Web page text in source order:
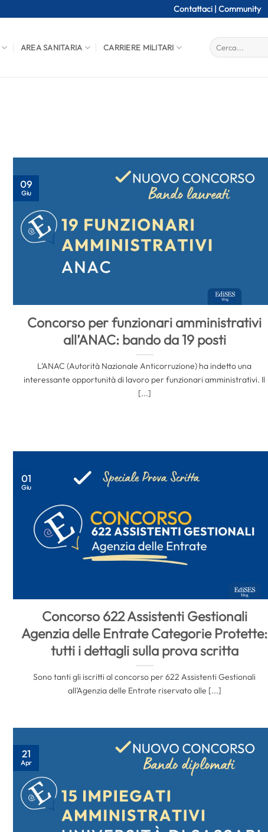
Contattaci | Community
AREA SANITARIA CARRIERE MILITARI
Concorso per funzionari amministrativi
all’ANAC: bando da 19 posti
L’ANAC (Autorità Nazionale Anticorruzione) ha indetto una
interessante opportunità di lavoro per funzionari amministrativi. Il
[...]
09
Giu
Concorso 622 Assistenti Gestionali
Agenzia delle Entrate Categorie Protette:
tutti i dettagli sulla prova scritta
Sono tanti gli iscritti al concorso per 622 Assistenti Gestionali
all’Agenzia delle Entrate riservato alle [...]
01
Giu
21
Apr